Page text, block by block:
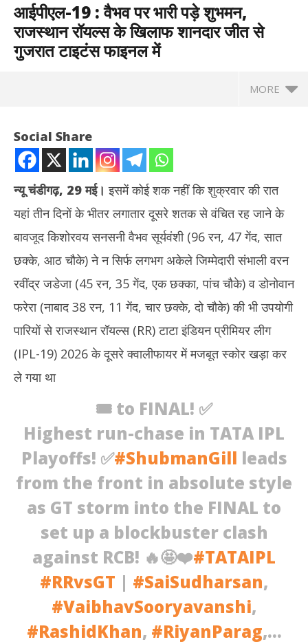
आईपीएल-19 : वैभव पर भारी पड़े शुभमन,
राजस्थान रॉयल्स के खिलाफ शानदार जीत से
गुजरात टाइटंस फाइनल में
MORE
आईपीएल-19 : वैभव पर भारी पड़े शुभमन, राजस्थान रॉयल्स के खिलाफ शानदार
जीत से गुजरात टाइटंस फाइनल में
May
30,
2026
Social Share
न्यू चंडीगढ़, 29 मई।इसमें कोई शक नहीं कि शुक्रवार की रात
यहां तीन दिनों के भीतर लगातार दूसरे शतक से वंचित रह जाने के
बावजूद किशोरवय सनसनी वैभव सूर्यवंशी (96 रन, 47 गेंद, सात
छक्के, आठ चौके) ने न सिर्फ लगभग अकेले जिम्मेदारी संभाली वरन
रवींद्र जडेजा (45 रन, 35 गेंद, एक छक्का, पांच चौके) व डोनोवान
फरेरा (नाबाद 38 रन, 11 गेंद, चार छक्के, दो चौके) की भी उपयोगी
पारियों से राजस्थान रॉयल्स (RR) टाटा इंडियन प्रीमियर लीग
(IPL-19) 2026 के दूसरे क्वालीफायर में मजबूत स्कोर खड़ा कर
ले गया था
🎟️ to FINAL! ✅
Highest run-chase in TATA IPL
Playoffs! ✅#ShubmanGill leads
from the front in absolute style
as GT storm into the FINAL to
set up a blockbuster clash
against RCB! 🔥🤩❤️#TATAIPL
#RRvsGT | #SaiSudharsan,
#VaibhavSooryavanshi,
#RashidKhan, #RiyanParag,…